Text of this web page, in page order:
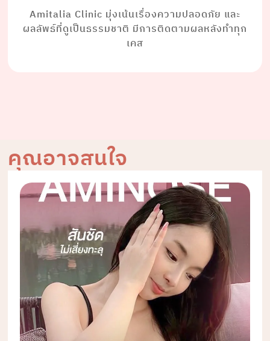
Amitalia Clinic มุ่งเน้นเรื่องความปลอดภัย และ
ผลลัพธ์ที่ดูเป็นธรรมชาติ มีการติดตามผลหลังทำทุก
เคส
คุณอาจสนใจ